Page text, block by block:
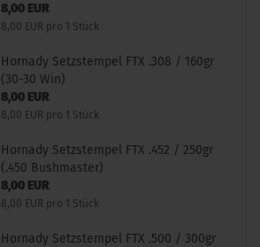
8,00 EUR
8,00 EUR pro 1 Stück
Hornady Setzstempel FTX .308 / 160gr
(30-30 Win)
8,00 EUR
8,00 EUR pro 1 Stück
Hornady Setzstempel FTX .452 / 250gr
(.450 Bushmaster)
8,00 EUR
8,00 EUR pro 1 Stück
Hornady Setzstempel FTX .500 / 300gr